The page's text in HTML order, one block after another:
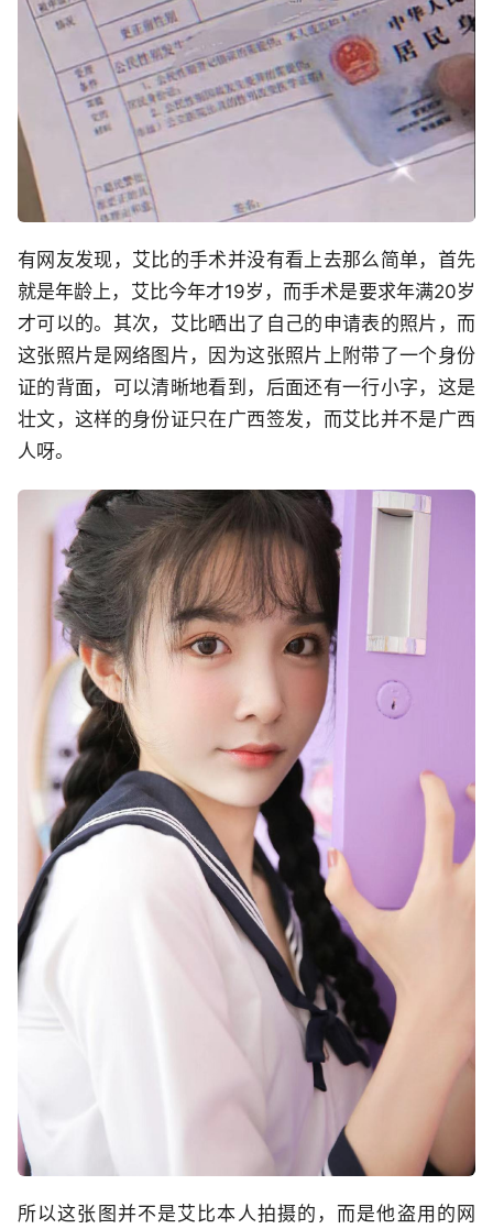
有网友发现，艾比的手术并没有看上去那么简单，首先
就是年龄上，艾比今年才19岁，而手术是要求年满20岁
才可以的。其次，艾比晒出了自己的申请表的照片，而
这张照片是网络图片，因为这张照片上附带了一个身份
证的背面，可以清晰地看到，后面还有一行小字，这是
壮文，这样的身份证只在广西签发，而艾比并不是广西
人呀。
所以这张图并不是艾比本人拍摄的，而是他盗用的网